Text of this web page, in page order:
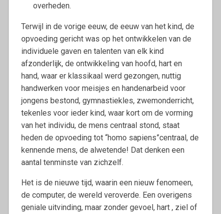
overheden.
Terwijl in de vorige eeuw, de eeuw van het kind, de
opvoeding gericht was op het ontwikkelen van de
individuele gaven en talenten van elk kind
afzonderlijk, de ontwikkeling van hoofd, hart en
hand, waar er klassikaal werd gezongen, nuttig
handwerken voor meisjes en handenarbeid voor
jongens bestond, gymnastiekles, zwemonderricht,
tekenles voor ieder kind, waar kort om de vorming
van het individu, de mens centraal stond, staat
heden de opvoeding tot “homo sapiens”centraal, de
kennende mens, de alwetende! Dat denken een
aantal tenminste van zichzelf.
Het is de nieuwe tijd, waarin een nieuw fenomeen,
de computer, de wereld veroverde. Een overigens
geniale uitvinding, maar zonder gevoel, hart , ziel of